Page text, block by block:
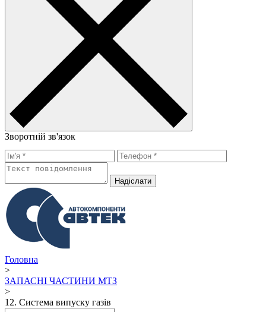
Зворотній зв'язок
Надiслати
Головна
>
ЗАПАСНІ ЧАСТИНИ МТЗ
>
12. Система випуску газів